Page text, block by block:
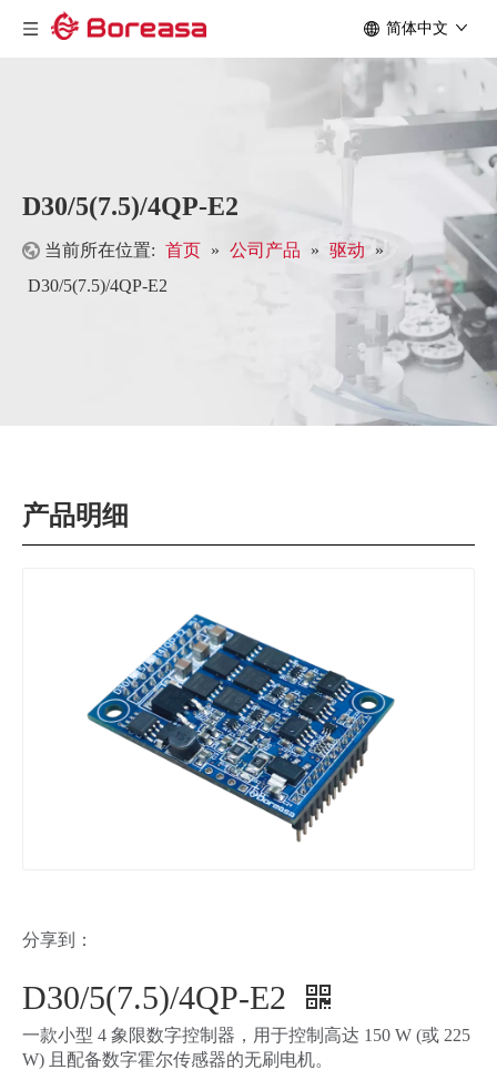
简体中文
D30/5(7.5)/4QP-E2
当前所在位置: 首页 » 公司产品 » 驱动 »
D30/5(7.5)/4QP-E2
产品明细
分享到：
D30/5(7.5)/4QP-E2
一款小型 4 象限数字控制器，用于控制高达 150 W (或 225
W) 且配备数字霍尔传感器的无刷电机。